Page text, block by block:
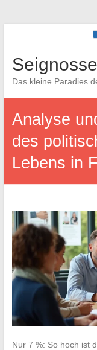
Seignosse
Das kleine Paradies
Analyse
des
Lebens in
Nur 7 %: So hoch ist